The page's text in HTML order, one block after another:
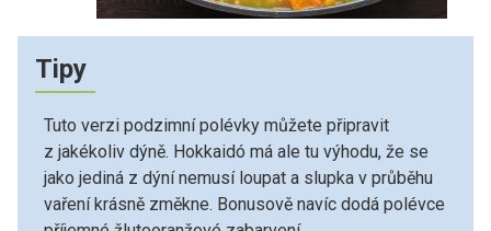
Tipy
Tuto verzi podzimní polévky můžete připravit
z jakékoliv dýně. Hokkaidó má ale tu výhodu, že se
jako jediná z dýní nemusí loupat a slupka v průběhu
vaření krásně změkne. Bonusově navíc dodá polévce